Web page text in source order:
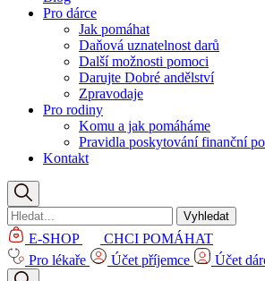
Pro dárce
Jak pomáhat
Daňová uznatelnost darů
Další možnosti pomoci
Darujte Dobré andělství
Zpravodaje
Pro rodiny
Komu a jak pomáháme
Pravidla poskytování finanční
Kontakt
Vyhledat
E-SHOP
CHCI POMÁHAT
Pro lékaře
Účet příjemce Účet